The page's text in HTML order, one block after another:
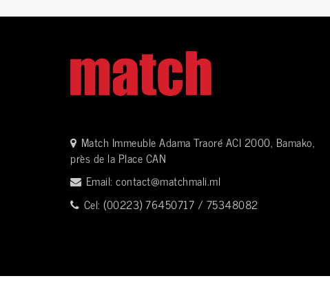
Match Immeuble Adama Traoré ACI 2000, Bamako,
près de la Place CAN
Email: contact@matchmali.ml
Cel: (00223) 76450717 / 75348082